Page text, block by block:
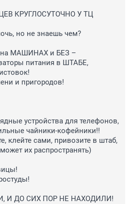
КРУГЛОСУТОЧНО У ТЦ
но не знаешь чем?
на МАШИНАХ и БЕЗ –
питания в ШТАБЕ,
и пригородов!
устройства для телефонов,
чайники-кофейники!!
клейте сами, привозите в штаб,
их распространять)
И ДО СИХ ПОР НЕ НАХОДИЛИ!